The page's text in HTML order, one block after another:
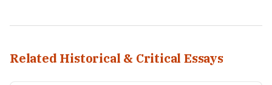
Related Historical & Critical Essays